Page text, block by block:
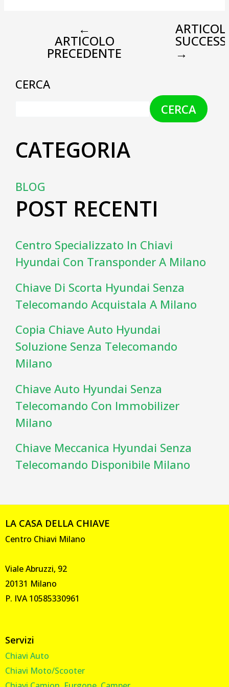
←
ARTICOLO
PRECEDENTE →
CERCA
CERCA
CATEGORIA
BLOG
POST RECENTI
Centro Specializzato In Chiavi
Hyundai Con Transponder A Milano
Chiave Di Scorta Hyundai Senza
Telecomando Acquistala A Milano
Copia Chiave Auto Hyundai
Soluzione Senza Telecomando
Milano
Chiave Auto Hyundai Senza
Telecomando Con Immobilizer
Milano
Chiave Meccanica Hyundai Senza
Telecomando Disponibile Milano
LA CASA DELLA CHIAVE
Centro Chiavi Milano
Viale Abruzzi, 92
20131 Milano
P. IVA 10585330961
Servizi
Chiavi Auto
Chiavi Moto/Scooter